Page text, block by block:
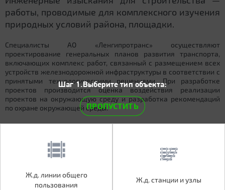
работы, проводимые для комплексного изучения
природных условий района, площадки.
Специалисты АО «Ленгипротранс» осуществляют
проектирование генеральных планов развития транспорта,
включающих комплекс работ, связанный с размещением всех
устройств железнодорожной инфраструктуры в соответствии с
принятыми технологическими решениями. При разработке
проектов производится оценка воздействия реализации
проектов на окружающую среду и разработка рекомендаций
по охране окружающей среды.
Ж.д. линии общего
пользования
Шаг 1.Выберите тип объекта:
ПРОПУСТИТЬ
Ж.д. линии общего
пользования
Ж.д. станции и узлы